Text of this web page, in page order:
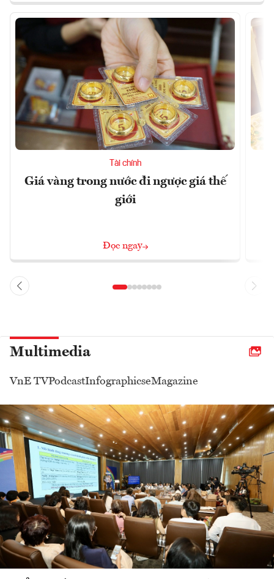
Tài chính
Giá vàng trong nước đi ngược giá thế
giới
Đọc ngay
Multimedia
VnE TVPodcastInfographicseMagazine